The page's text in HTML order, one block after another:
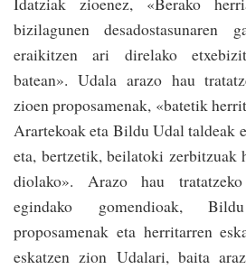
bizilagunen desadostasunaren
eraikitzen ari direlako
batean». Udala arazo hau
zioen proposamenak, «batetik
Arartekoak eta Bildu Udal taldeak
eta, bertzetik, beilatoki zerbitzuak
diolako». Arazo hau
egindako gomendioak,
proposamenak eta herritarren
eskatzen zion Udalari, baita